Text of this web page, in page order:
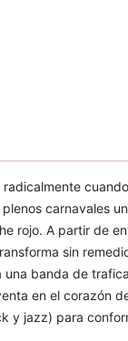
carnavales
rojo. A partir de
sin
una banda de
en el corazón
y jazz) para